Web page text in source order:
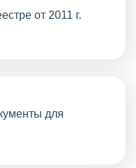
от 2011 г.
для